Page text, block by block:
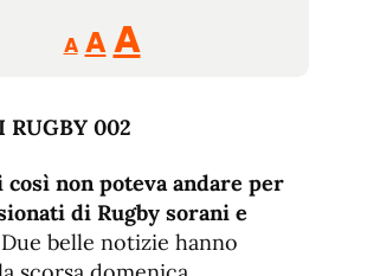
A
Reducir
tamaño
A Restablecer
de
AAumentar
fuente.
non poteva andare per
di Rugby sorani e
Due belle notizie hanno